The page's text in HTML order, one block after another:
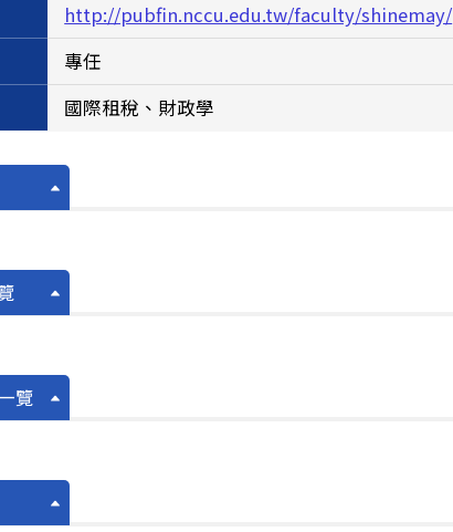
http://pubfin.nccu.edu.tw/faculty/shinemay/
專任
國際租稅、財政學
覽